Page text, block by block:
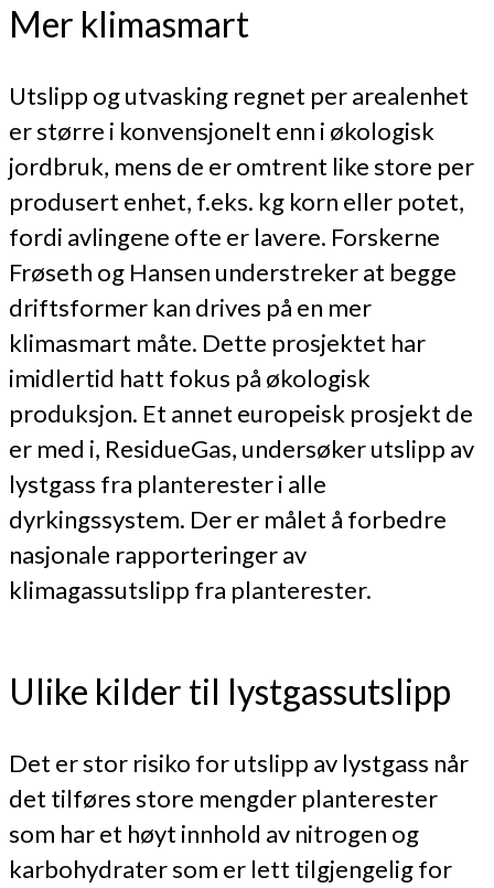
Mer klimasmart
Utslipp og utvasking regnet per arealenhet
er større i konvensjonelt enn i økologisk
jordbruk, mens de er omtrent like store per
produsert enhet, f.eks. kg korn eller potet,
fordi avlingene ofte er lavere. Forskerne
Frøseth og Hansen understreker at begge
driftsformer kan drives på en mer
klimasmart måte. Dette prosjektet har
imidlertid hatt fokus på økologisk
produksjon. Et annet europeisk prosjekt de
er med i, ResidueGas, undersøker utslipp av
lystgass fra planterester i alle
dyrkingssystem. Der er målet å forbedre
nasjonale rapporteringer av
klimagassutslipp fra planterester.
Ulike kilder til lystgassutslipp
Det er stor risiko for utslipp av lystgass når
det tilføres store mengder planterester
som har et høyt innhold av nitrogen og
karbohydrater som er lett tilgjengelig for